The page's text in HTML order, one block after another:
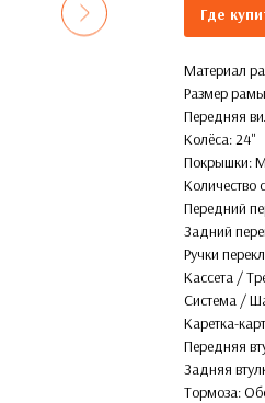
Где
Материал
Размер
Передняя
Колёса: 24''
Покрышки:
Количество
Передний
Задний
Ручки
Кассета /
Система /
Каретка-
Передняя
Задняя
Тормоза: